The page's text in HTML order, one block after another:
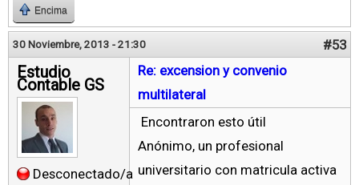
Encima
30 Noviembre, 2013 - 21:30 #53
Estudio
Contable GS
Desconectado/a
Re: excension y convenio
multilateral
Encontraron esto útil
Anónimo, un profesional
universitario con matricula activa